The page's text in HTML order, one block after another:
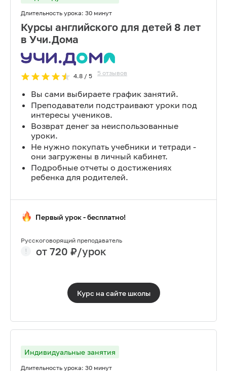
Длительность урока: 30 минут
Курсы английского для детей 8 лет
в Учи.Дома
4.8/ 5 5 отзывов
Вы сами выбираете график занятий.
Преподаватели подстраивают уроки под
интересы учеников.
Возврат денег за неиспользованные
уроки.
Не нужно покупать учебники и тетради -
они загружены в личный кабинет.
Подробные отчеты о достижениях
ребенка для родителей.
Первый урок - бесплатно!
Русскоговорящий преподаватель
от 720 ₽/урок
Курс на сайте школы
Индивидуальные занятия
Длительность урока: 30 минут